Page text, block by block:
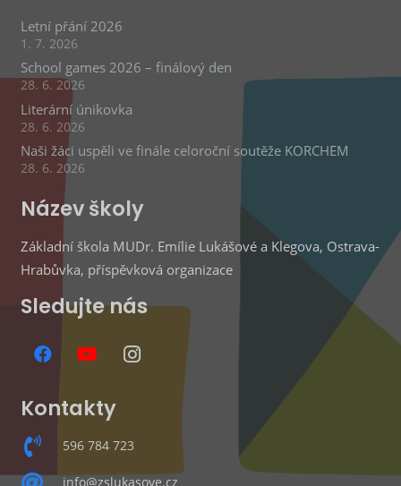
Letní přání 2026
1. 7. 2026
School games 2026 – finálový den
28. 6. 2026
Literární únikovka
28. 6. 2026
Naši žáci uspěli ve finále celoroční soutěže KORCHEM
28. 6. 2026
Název školy
Základní škola MUDr. Emílie Lukášové a Klegova, Ostrava-
Hrabůvka, příspěvková organizace
Sledujte nás
Kontakty
596 784 723
info@zslukasove.cz